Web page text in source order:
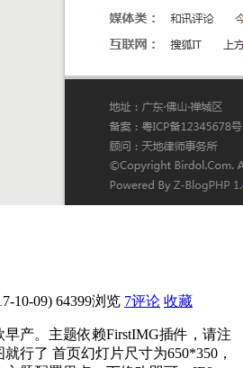
10-09) 64399浏览 7评论 收藏
产。主题依赖FirstIMG插件，请注
行了 首页幻灯片尺寸为650*350，